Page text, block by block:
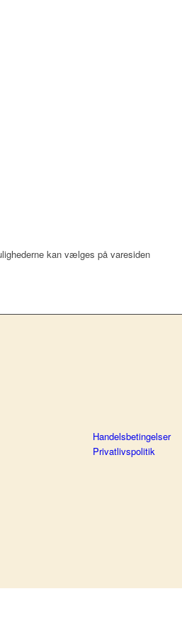
kan vælges på varesiden
Handelsbetingelser
Privatlivspolitik